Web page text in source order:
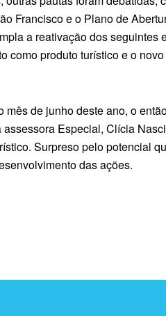
Francisco e o Plano de
a reativação dos
como produto turístico e o
mês de junho deste ano, o
assessora Especial, Clícia
Surpreso pelo potencial
das ações.